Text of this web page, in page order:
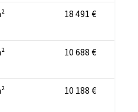
18 491 €
10 688 €
10 188 €